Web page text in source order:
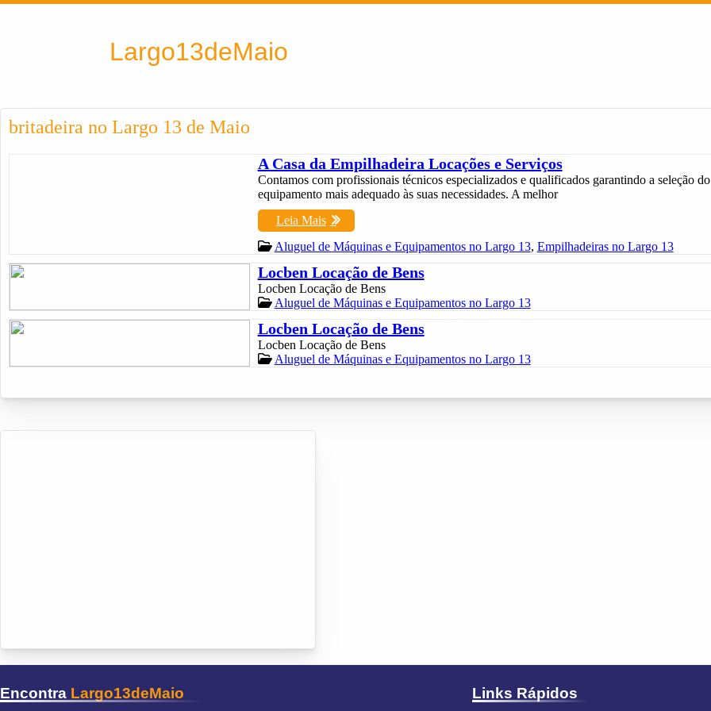
Largo13deMaio
britadeira no Largo 13 de Maio
A Casa da Empilhadeira Locações e Serviços
Contamos com profissionais técnicos especializados e qualificados garantindo a seleção do
equipamento mais adequado às suas necessidades. A melhor
Leia Mais
Aluguel de Máquinas e Equipamentos no Largo 13, Empilhadeiras no Largo 13
Locben Locação de Bens
Locben Locação de Bens
Aluguel de Máquinas e Equipamentos no Largo 13
Locben Locação de Bens
Locben Locação de Bens
Aluguel de Máquinas e Equipamentos no Largo 13
Encontra Largo13deMaio Links Rápidos